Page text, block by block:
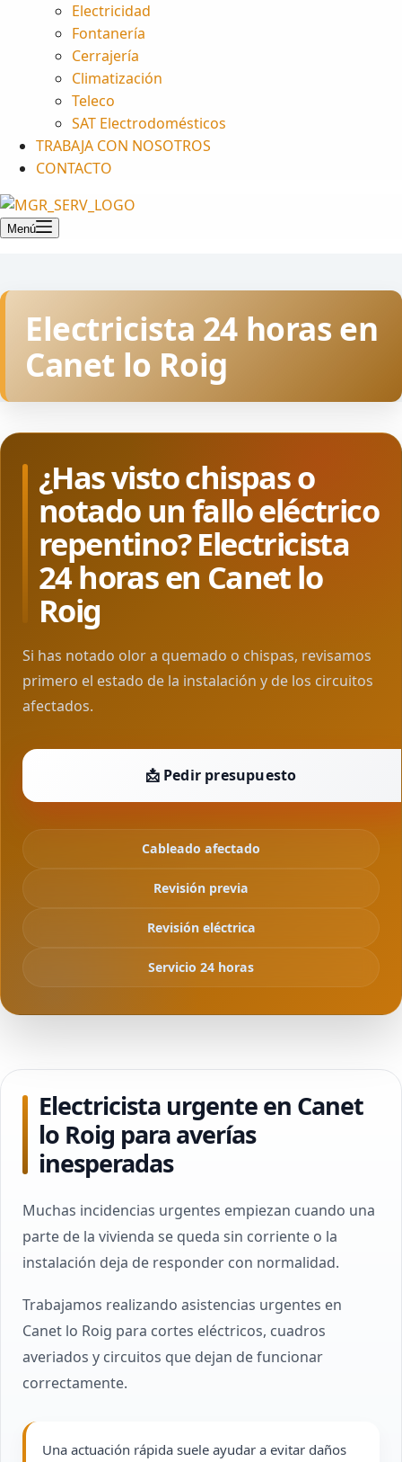
Electricidad
Fontanería
Cerrajería
Climatización
Teleco
SAT Electrodomésticos
TRABAJA CON NOSOTROS
CONTACTO
Menú
Electricista 24 horas en
Canet lo Roig
¿Has visto chispas o
notado un fallo eléctrico
repentino? Electricista
24 horas en Canet lo
Roig
Si has notado olor a quemado o chispas, revisamos
primero el estado de la instalación y de los circuitos
afectados.
📩 Pedir presupuesto
Cableado afectado
Revisión previa
Revisión eléctrica
Servicio 24 horas
Electricista urgente en Canet
lo Roig para averías
inesperadas
Muchas incidencias urgentes empiezan cuando una
parte de la vivienda se queda sin corriente o la
instalación deja de responder con normalidad.
Trabajamos realizando asistencias urgentes en
Canet lo Roig para cortes eléctricos, cuadros
averiados y circuitos que dejan de funcionar
correctamente.
Una actuación rápida suele ayudar a evitar daños